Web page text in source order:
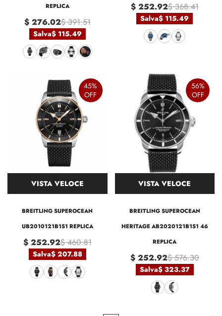
REPLICA
$ 276.02$ 391.51
Salva$ 115.49
$ 252.92$ 368.41
Salva$ 115.49
45%
OFF
VISTA VELOCE
BREITLING SUPEROCEAN
UB2010121B1S1 REPLICA
$ 252.92$ 460.81
Salva$ 207.88
56%
OFF
VISTA VELOCE
BREITLING SUPEROCEAN
HERITAGE AB2020121B1S1 46
REPLICA
$ 252.92$ 576.30
Salva$ 323.37